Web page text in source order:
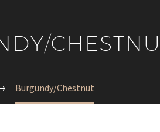
Burgundy/Chestnut